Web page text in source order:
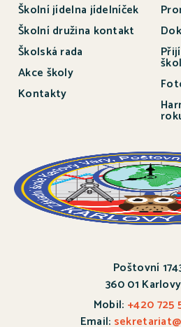
Školní jídelna jídelníček
Školní družina kontakt
Školská rada
Akce školy
Kontakty
Poštovní
360 01
Mobil: +420 725
Email: